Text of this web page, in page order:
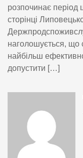
розпочинає період
сторінці
наголошується, що
найбільш
допустити […]